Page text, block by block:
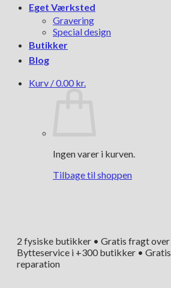
Eget Værksted
Gravering
Special design
Butikker
Blog
Kurv /0.00 kr.
Ingen varer i kurven.
Tilbage til shoppen
2 fysiske butikker • Gratis fragt over
Bytteservice i +300 butikker •
reparation